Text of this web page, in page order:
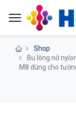
Shop
Bu lông nở
M8 dùng cho